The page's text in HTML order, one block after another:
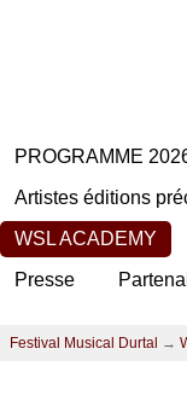
PROGRAMME
Artistes éditions
WSL ACADEMY
Presse
Festival Musical Durtal →